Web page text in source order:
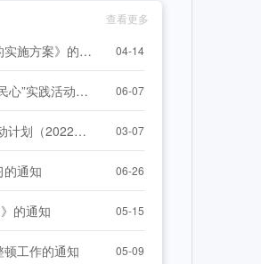
查看更多
关于印发《湖北共青团大兴调查研究的实施方案》的通知 04-14
关于在“下基层、察民情、解民忧、暖民心”实践活动中开展集中调研的通知 06-07
关于印发《全面从严治团 工作三年行动计划（2022—2024年）》和《关于进一步推动共青团改革向纵深推进向基层 延伸的实施意见》的通知 03-07
的通知 06-26
的通知 05-15
工作的通知 05-09